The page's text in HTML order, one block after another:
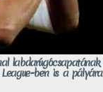
ben is a pályára.